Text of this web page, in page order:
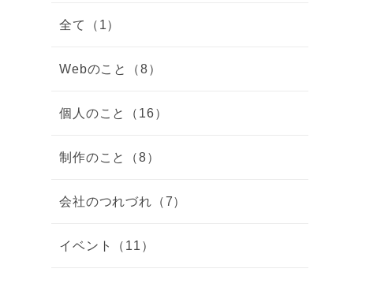
全て（1）
Webのこと（8）
個人のこと（16）
制作のこと（8）
会社のつれづれ（7）
イベント（11）